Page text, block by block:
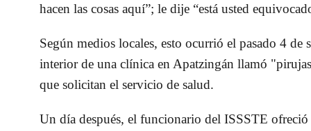
hacen las cosas aquí”; le dije “está usted
Según medios locales, esto ocurrió el pasado 4
interior de una clínica en Apatzingán llamó
que solicitan el servicio de salud.
Un día después, el funcionario del ISSSTE